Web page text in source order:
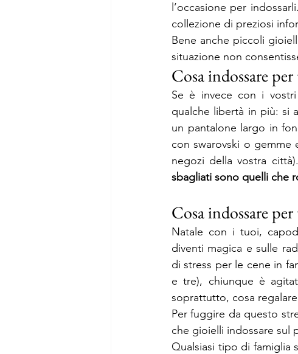
l’occasione per
collezione di preziosi
Bene anche piccoli
situazione non
Cosa indossare per
Se è invece con i
qualche libertà in più: si
un pantalone largo in
con swarovski o gemme
negozi della vostra città).
sbagliati sono quelli che
Cosa indossare
Natale con i tuoi,
diventi magica e sulle
di stress per le cene in
e tre), chiunque è
soprattutto, cosa
Per fuggire da questo
che gioielli indossare sul
Qualsiasi tipo di famiglia